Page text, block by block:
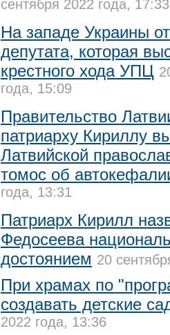
сентября 2022 года, 17:33
На западе Украины
депутата, которая
крестного хода УПЦ
года, 15:09
Правительство
патриарху Кириллу
Латвийской
томос об
года, 13:31
Патриарх Кирилл
Федосеева
достоянием 20
При храмах по
создавать детские
2022 года, 13:36